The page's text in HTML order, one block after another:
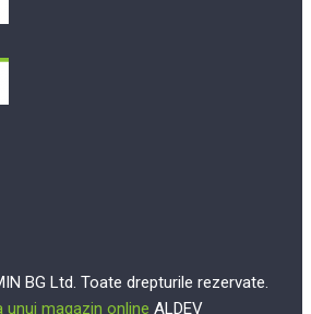
BG Ltd. Toate drepturile rezervate.
unui magazin onlineALDEV